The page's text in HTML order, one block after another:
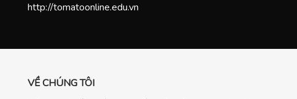
http://tomatoonline.edu.vn
VỀ CHÚNG TÔI